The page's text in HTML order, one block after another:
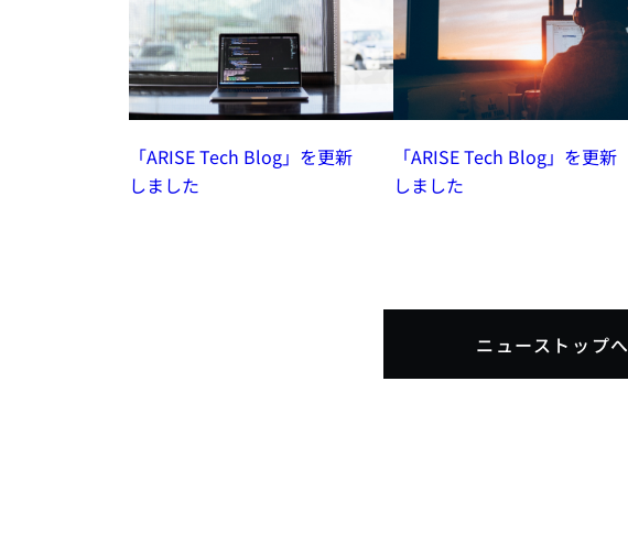
「ARISE Tech Blog」を更新
しました
「ARISE Tech Blog」を更新
しました
ニューストップへ